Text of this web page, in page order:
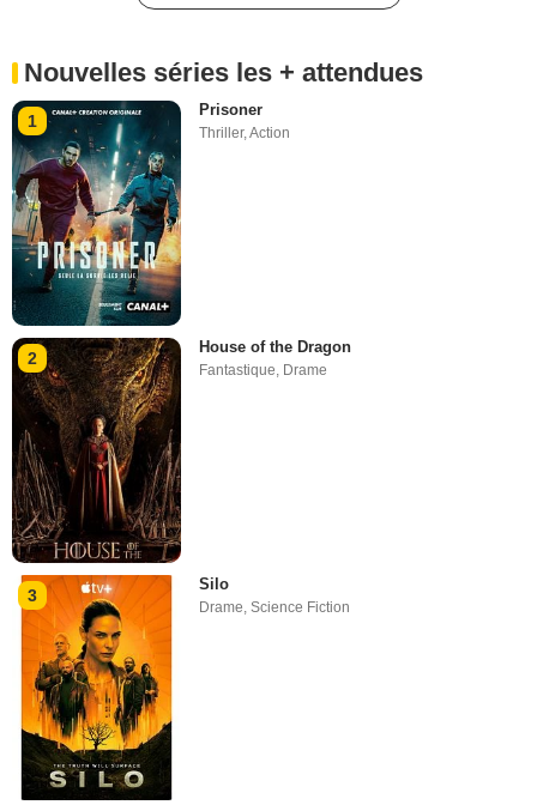
Nouvelles séries les + attendues
1
Prisoner
Thriller,Action
2
House of the Dragon
Fantastique, Drame
3
Silo
Drame,Science Fiction